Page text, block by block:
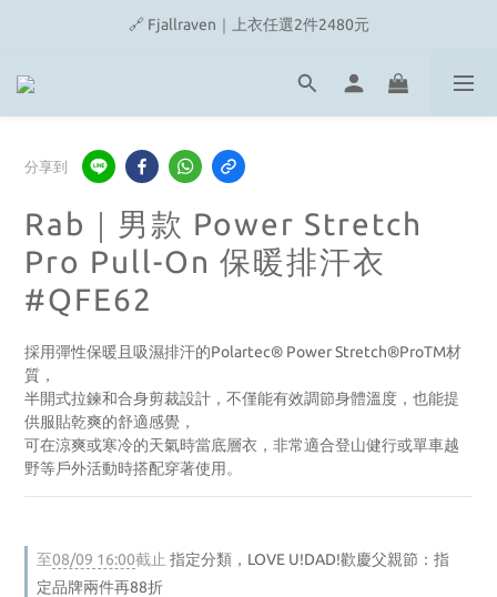
🔗 Snow Peak｜歡慶父親節滿4500即贈品牌方巾
🔗 Fjallraven｜上衣任選2件2480元
🎉On/HOKA 新品陸續上架
分享到
Rab｜男款 Power Stretch
Pro Pull-On 保暖排汗衣
#QFE62
採用彈性保暖且吸濕排汗的Polartec® Power Stretch®ProTM材
質，
半開式拉鍊和合身剪裁設計，不僅能有效調節身體溫度，也能提
供服貼乾爽的舒適感覺，
可在涼爽或寒冷的天氣時當底層衣，非常適合登山健行或單車越
野等戶外活動時搭配穿著使用。
至08/09 16:00截止 指定分類，LOVE U!DAD!歡慶父親節：指
定品牌兩件再88折